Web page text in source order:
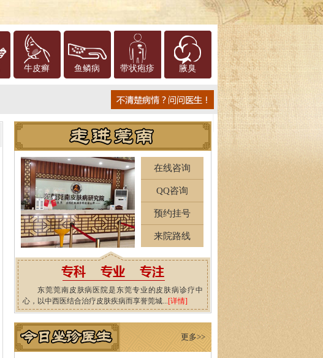
牛皮癣 鱼鳞病 带状疱疹 腋臭
在线咨询
QQ咨询
预约挂号
来院路线
东莞莞南皮肤病医院是东莞专业的皮肤病诊疗中
心，以中西医结合治疗皮肤疾病而享誉莞城...[详情]
更多>>